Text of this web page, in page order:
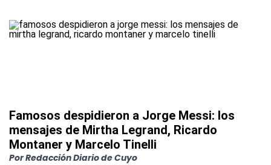
Famosos despidieron a Jorge Messi: los
mensajes de Mirtha Legrand, Ricardo
Montaner y Marcelo Tinelli
PorRedacción Diario de Cuyo